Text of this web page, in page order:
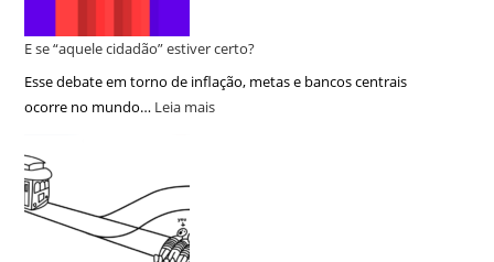
E se “aquele cidadão” estiver certo?
Esse debate em torno de inflação, metas e bancos centrais
ocorre no mundo… Leia mais